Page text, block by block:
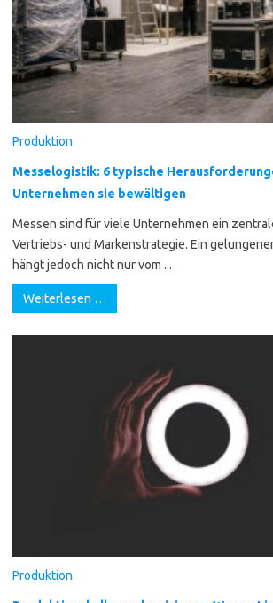
Produktion
Messelogistik: 6 typische
Unternehmen sie bewältigen
Messen sind für viele Unternehmen ein
Vertriebs- und Markenstrategie. Ein
hängt jedoch nicht nur vom ...
Weiterlesen …
Produktion